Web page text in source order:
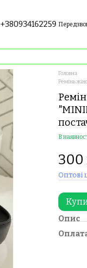
+380934162259
Головна
Ремінь
В
300
Оптові
Опис